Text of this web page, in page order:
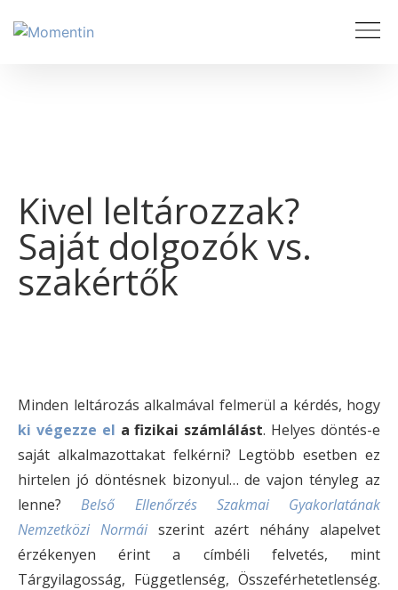
Kivel leltározzak?
Saját dolgozók vs.
szakértők
Minden leltározás alkalmával felmerül a kérdés, hogy
ki végezze el a fizikai számlálást. Helyes döntés-e
saját alkalmazottakat felkérni? Legtöbb esetben ez
hirtelen jó döntésnek bizonyul… de vajon tényleg az
lenne?Belső Ellenőrzés Szakmai Gyakorlatának
Nemzetközi Normáiszerint azért néhány alapelvet
érzékenyen érint a címbéli felvetés, mint
Tárgyilagosság, Függetlenség, Összeférhetetlenség.